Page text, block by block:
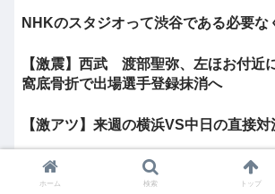
NHKのスタジオって渋谷である必要な
【激震】西武 渡部聖弥、左ほお付
窩底骨折で出場選手登録抹消へ
【激アツ】来週の横浜VS中日の直接
VIVANT、最新話で“最大の裏切り者”
ホーム 検索 トップ